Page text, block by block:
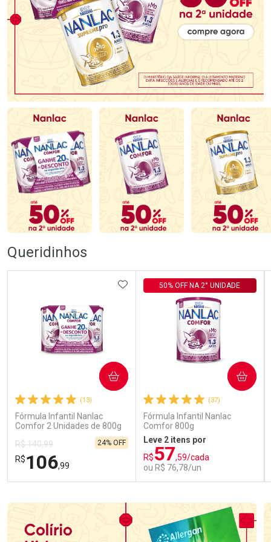
Queridinhos
(13)
Fórmula Infantil Nanlac
Comfor 2 Unidades de 800g
R$ 140,99
R$106,99
24% OFF
ADICIONAR AOS FAVORITOS
COMPRAR
(37)
Fórmula Infantil Nanlac
Comfor 800g
50% OFF NA 2° UNIDADE
Leve 2 itens por
R$57,59/cada
ou R$ 76,78/un
COMPRAR
Laboratório
Por Menos